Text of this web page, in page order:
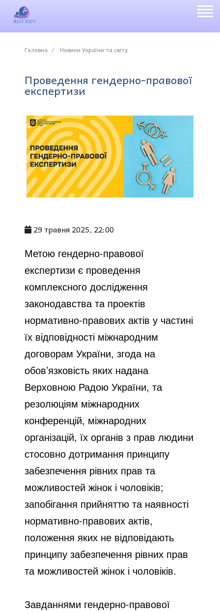
Головна Новини України та світу
Проведення гендерно-правової
експертизи
29 травня 2025, 22:00
Метою гендерно-правової
експертизи є проведення
комплексного дослідження
законодавства та проектів
нормативно-правових актів у частині
їх відповідності міжнародним
договорам України, згода на
обов’язковість яких надана
Верховною Радою України, та
резолюціям міжнародних
конференцій, міжнародних
організацій, їх органів з прав людини
стосовно дотримання принципу
забезпечення рівних прав та
можливостей жінок і чоловіків;
запобігання прийняттю та наявності
нормативно-правових актів,
положення яких не відповідають
принципу забезпечення рівних прав
та можливостей жінок і чоловіків.
Завданнями гендерно-правової